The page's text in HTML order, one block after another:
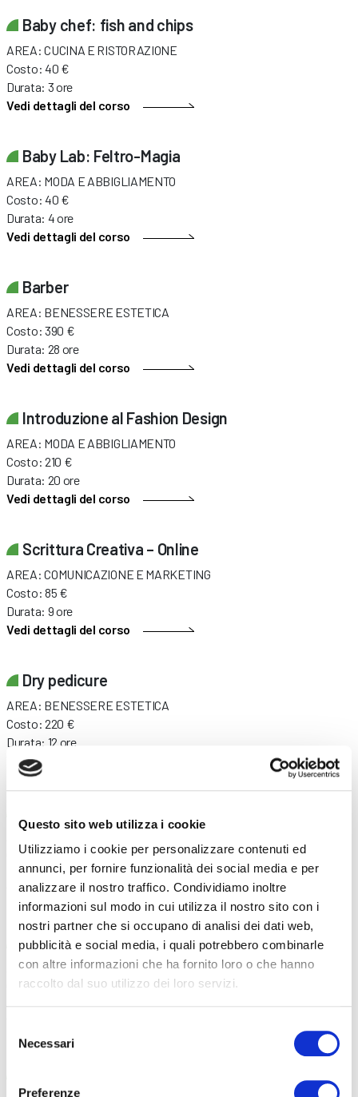
Questo sito web utilizza i cookie
Utilizziamo i cookie per personalizzare contenuti ed
annunci, per fornire funzionalità dei social media e per
analizzare il nostro traffico. Condividiamo inoltre
informazioni sul modo in cui utilizza il nostro sito con i
nostri partner che si occupano di analisi dei dati web,
pubblicità e social media, i quali potrebbero combinarle
con altre informazioni che ha fornito loro o che hanno
raccolto dal suo utilizzo dei loro servizi.
delNecessari
Preferenze
Baby chef: fish and chips
AREA: CUCINA E RISTORAZIONE
Costo: 40 €
Durata: 3 ore
Vedi dettagli del corso
Baby Lab: Feltro-Magia
AREA: MODA E ABBIGLIAMENTO
Costo: 40 €
Durata: 4 ore
Vedi dettagli del corso
Barber
AREA: BENESSERE ESTETICA
Costo: 390 €
Durata: 28 ore
Vedi dettagli del corso
Introduzione al Fashion Design
AREA: MODA E ABBIGLIAMENTO
Costo: 210 €
Durata: 20 ore
Vedi dettagli del corso
Scrittura Creativa – Online
AREA: COMUNICAZIONE E MARKETING
Costo: 85 €
Durata: 9 ore
Vedi dettagli del corso
Dry pedicure
AREA: BENESSERE ESTETICA
Costo: 220 €
Durata: 12 ore
Vedi dettagli del corso
AREA: AMMINISTRATIVO
Costo: 120 €
Durata: 6 ore
Vedi dettagli del corso
Lettura busta paga – Online
AREA: AMMINISTRATIVO
Costo: 80 €
Durata: 4 ore